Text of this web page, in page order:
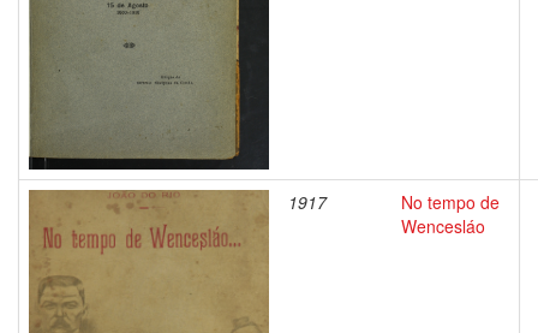
1917
No tempo de
Wencesláo